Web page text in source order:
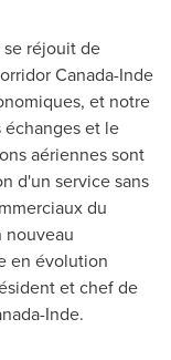
réjouit de
Canada-Inde
et notre
et le
aériennes sont
d'un service sans
du
nouveau
en évolution
et chef de
-Inde.